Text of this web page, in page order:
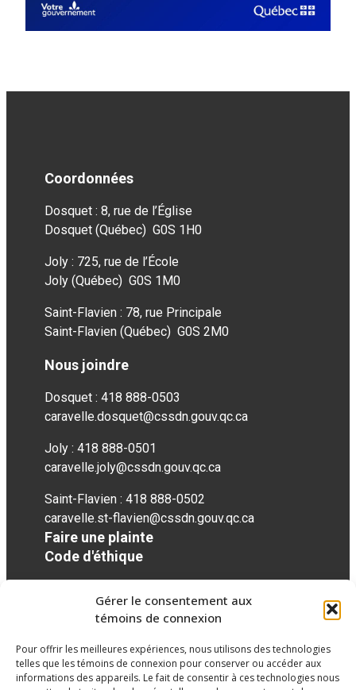
Gérer le consentement aux
témoins de connexion
Pour offrir les meilleures expériences, nous utilisons des technologies
telles que les témoins de connexion pour conserver ou accéder aux
informations des appareils. Le fait de consentir à ces technologies nous
Coordonnées
Dosquet : 8, rue de l’Église
Dosquet (Québec) G0S 1H0
Joly : 725, rue de l’École
Joly (Québec) G0S 1M0
Saint-Flavien : 78, rue Principale
Saint-Flavien (Québec) G0S 2M0
Nous joindre
Dosquet : 418 888-0503
caravelle.dosquet@cssdn.gouv.qc.ca
Joly : 418 888-0501
caravelle.joly@cssdn.gouv.qc.ca
Saint-Flavien : 418 888-0502
caravelle.st-flavien@cssdn.gouv.qc.ca
Faire une plainte
Code d'éthique
Réseaux sociaux
facebook